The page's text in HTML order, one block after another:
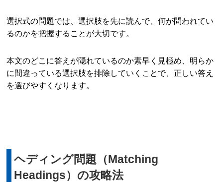
選択式の問題では、選択肢を先に読んで、何が問われてい
るのかを把握することが大切です。
本文のどこに答えが隠れているのか素早く見極め、明らか
に間違っている選択肢を排除していくことで、正しい答え
を選びやすくなります。
ヘディング問題（Matching
Headings）の攻略法